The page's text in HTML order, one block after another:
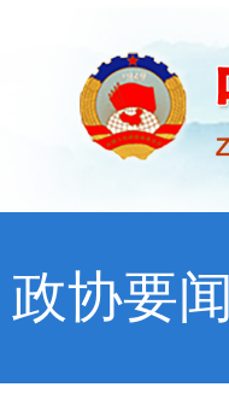
政协要闻